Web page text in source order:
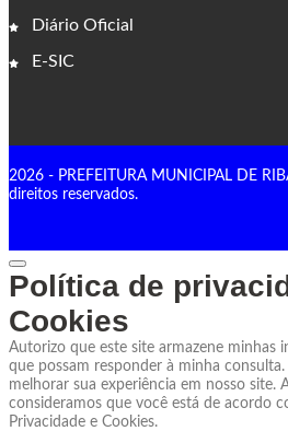
Diário Oficial
E-SIC
2026 - PREFEITURA MUNICIPAL DE
direitos reservados.
Política de
Cookies
Autorizo que este site armazene minhas
que possam responder à minha
melhorar sua experiência em nosso site.
consideramos que você está de acordo
Privacidade e Cookies.